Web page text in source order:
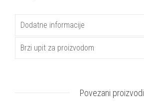
Dodatne informacije
Brzi upit za proizvodom
Povezani proizvodi